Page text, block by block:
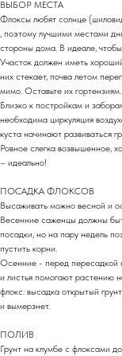
ВЫБОР МЕСТА
Флоксы любят солнце
, поэтому лучшими местами
стороны дома. В идеале,
Участок должен иметь
них стекает, почва летом
мимо. Оставьте их гортензиям.
Близко к постройкам и
необходима циркуляция
куста начинают развиваться
Ровное слегка возвышенное,
– идеально!
ПОСАДКА ФЛОКСОВ
Высаживать можно весной и
Весенние саженцы должны
посадки, но на пару недель
пустить корни.
Осенние - перед пересадкой
и листья помогают растению
флокс: высадка открытый
и вымерзнет.
ПОЛИВ
Грунт на клумбе с флоксами